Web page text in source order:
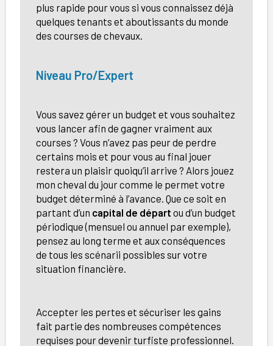
plus rapide pour vous si vous connaissez déjà
quelques tenants et aboutissants du monde
des courses de chevaux.
Niveau Pro/Expert
Vous savez gérer un budget et vous souhaitez
vous lancer afin de gagner vraiment aux
courses ? Vous n’avez pas peur de perdre
certains mois et pour vous au final jouer
restera un plaisir quoiqu’il arrive ? Alors jouez
mon cheval du jour comme le permet votre
budget déterminé à l’avance. Que ce soit en
partant d’un capital de départ ou d’un budget
périodique (mensuel ou annuel par exemple),
pensez au long terme et aux conséquences
de tous les scénarii possibles sur votre
situation financière.
Accepter les pertes et sécuriser les gains
fait partie des nombreuses compétences
requises pour devenir turfiste professionnel.